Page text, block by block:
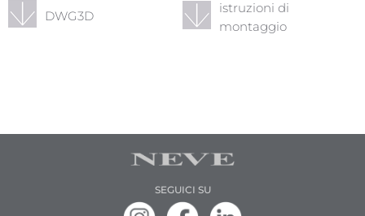
DWG3D
istruzioni di
montaggio
SEGUICI SU